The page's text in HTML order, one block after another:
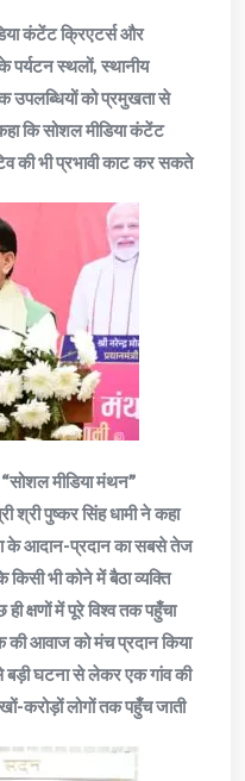
कंटेंट क्रिएटर्स और
स्थलों, स्थानीय
उपलब्धियों को प्रमुखता से
कि सोशल मीडिया कंटेंट
की भी प्रभावी काट कर सकते
मीडिया मंथन”
श्री पुष्कर सिंह धामी ने कहा
के आदान-प्रदान का सबसे तेज
भी कोने में बैठा व्यक्ति
क्षणों में पूरे विश्व तक पहुँचा
आवाज को मंच प्रदान किया
बड़ी घटना से लेकर एक गांव की
करोड़ों लोगों तक पहुँच जाती